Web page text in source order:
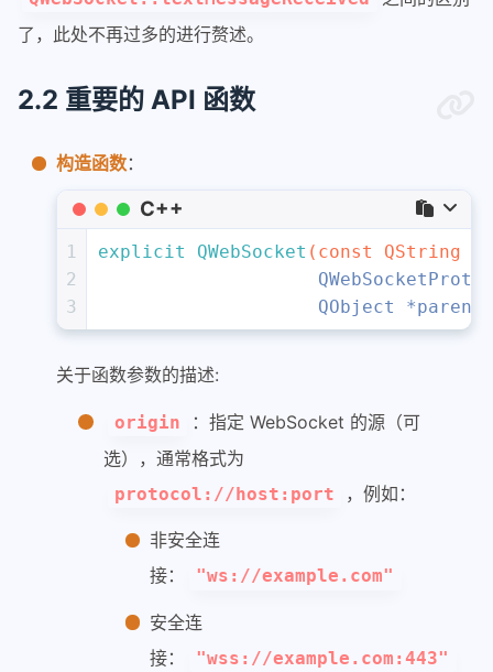
了，此处不再过多的进行赘述。
2.2 重要的 API 函数
构造函数：
C++
1
2
3
explicit QWebSocket ( const
QString
QObject
关于函数参数的描述:
origin
：指定 WebSocket 的源（可
选），通常格式为
protocol://host:port ，例如：
非安全连
接：
"ws://example.com"
安全连
接：
"wss://example.com:443"